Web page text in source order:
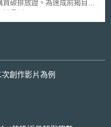
碳排放證。為達成前揭目
能源、工業、交通（
（ Gewerbe ）、商業及服
化碳排放量高達總排放量的
創作影片為例